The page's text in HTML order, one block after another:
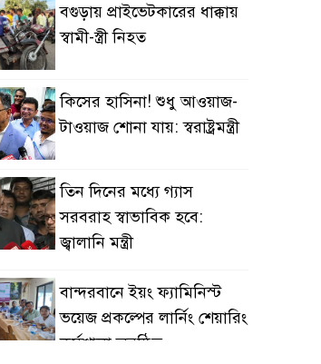
বগুড়ায় প্রাইভেটকারের ধাক্কায়
স্বামী-স্ত্রী নিহত
কিসের হাসিনা! শুধু আওয়াজ-
টাওয়াজ শোনা যায়: স্বরাষ্ট্রমন্ত্রী
তিন দিনের মধ্যে গ্যাস
সরবরাহ স্বাভাবিক হবে:
জ্বালানি মন্ত্রী
বান্দরবানে ইয়ং ফ্যামিনিস্ট
ভয়েজ প্রকল্পের লার্নিং শেয়ারিং
কর্মশালা অনুষ্ঠিত